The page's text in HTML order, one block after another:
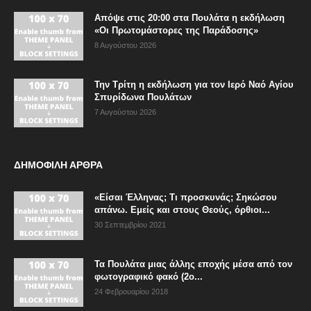
Απόψε στις 20:00 στα Πουλάτα η εκδήλωση
«Οι Πρωτομάστορες της Παράδοσης»
8 Αυγούστου 2026
Την Τρίτη η εκδήλωση για τον Ιερό Ναό Αγίου
Σπυρίδωνα Πουλάτων
7 Αυγούστου 2026
ΔΗΜΟΦΙΛΗ ΑΡΘΡΑ
«Είσαι Έλληνας; Τι προσκυνάς; Σηκώσου
απάνω. Εμείς και στους Θεούς, όρθιοι...
30 Σεπτεμβρίου 2021
Τα Πουλάτα μιας άλλης εποχής μέσα από τον
φωτογραφικό φακό (2ο...
24 Φεβρουαρίου 2018